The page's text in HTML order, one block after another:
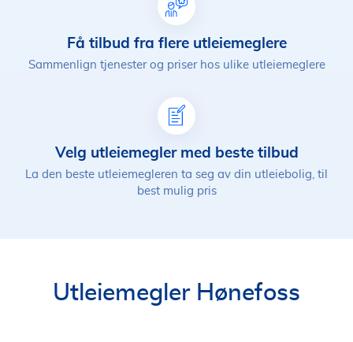
Få tilbud fra flere utleiemeglere
Sammenlign tjenester og priser hos ulike utleiemeglere
Velg utleiemegler med beste tilbud
La den beste utleiemegleren ta seg av din utleiebolig, til
best mulig pris
Utleiemegler Hønefoss